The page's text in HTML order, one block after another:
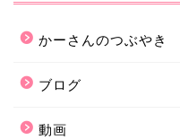
かーさんのつぶやき
ブログ
動画